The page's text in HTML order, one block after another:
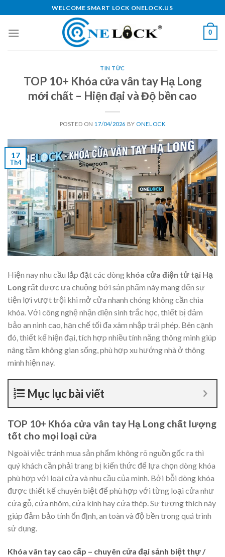
to
content
WELCOME SMART LOCK ONELOCK.US
0
TIN TỨC
TOP 10+ Khóa cửa vân tay Hạ Long
mới chất – Hiện đại và Độ bền cao
POSTED ON 17/04/2026 BY ONELOCK
17
Th4
Hiện nay nhu cầu lắp đặt các dòng khóa cửa điện tử tại Hạ
Longrất được ưa chuộng bởi sản phẩm này mang đến sự
tiện lợi vượt trội khi mở cửa nhanh chóng không cần chìa
khóa. Với công nghệ nhận diện sinh trắc học, thiết bị đảm
bảo an ninh cao, hạn chế tối đa xâm nhập trái phép. Bên cạnh
đó, thiết kế hiện đại, tích hợp nhiều tính năng thông minh giúp
nâng tầm không gian sống, phù hợp xu hướng nhà ở thông
minh hiện nay.
Mục lục bài viết
TOP 10+ Khóa cửa vân tay Hạ Long chất lượng
tốt cho mọi loại cửa
Ngoài việc tránh mua sản phẩm không rõ nguồn gốc ra thì
quý khách cần phải trang bị kiến thức để lựa chọn dòng khóa
phù hợp với loại cửa và nhu cầu của mình. Bởi bỗi dòng khóa
được thiết kế chuyên biệt để phù hợp với từng loại cửa như
cửa gỗ, cửa nhôm, cửa kính hay cửa thép. Sự tương thích này
giúp đảm bảo tính ổn định, an toàn và độ bền trong quá trình
sử dụng.
Khóa vân tay cao cấp – chuyên cửa đại sảnh biệt thự /